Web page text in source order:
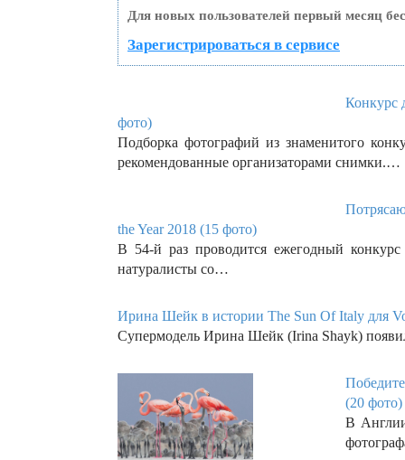
Для новых пользователей первый месяц
Зарегистрироваться в сервисе
Конкурс
фото)
Подборка фотографий из знаменитого
рекомендованные организаторами снимки.…
the Year 2018 (15 фото)
В 54-й раз проводится ежегодный
натуралисты со…
Ирина Шейк в истории The Sun Of Italy для
Супермодель Ирина Шейк (Irina Shayk)
(20 фото)
В